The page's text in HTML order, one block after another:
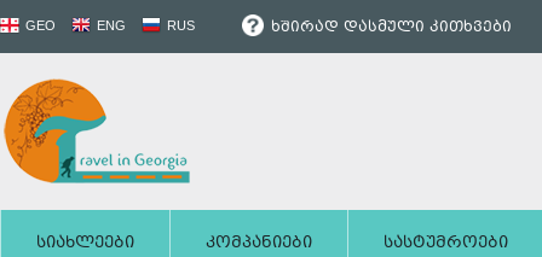
GEO ENG RUS ხშირად დასმული კითხვები
სიახლეები კომპანიები სასტუმროები